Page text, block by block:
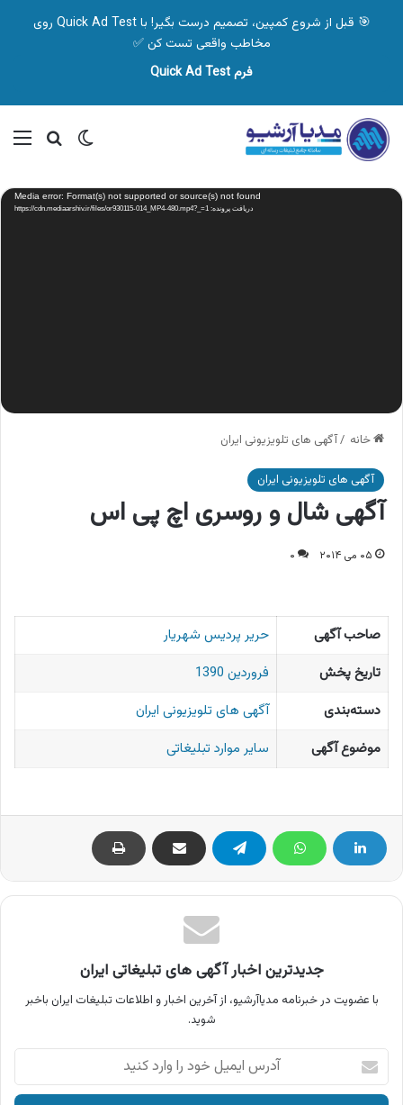
🎯 قبل از شروع کمپین، تصمیم درست بگیر! با Quick Ad Test روی
مخاطب واقعی تست کن ✅
فرم Quick Ad Test
تغییر پوسته
نمایشگر
ویدیو Media error: Format(s) not supported or source(s) not found
دریافت پرونده: https://cdn.mediaarshiv.ir/files/or930115-014_MP4-480.mp4?_=1
خانه /آگهی های تلویزیونی ایران
آگهی های تلویزیونی ایران
آگهی شال و روسری اچ پی اس
۰۵ می ۲۰۱۴ ۰
صاحب آگهی
حریر پردیس شهریار
تاریخ پخش
فروردین 1390
دسته‌بندی
آگهی های تلویزیونی ایران
موضوع آگهی
سایر موارد تبلیغاتی
جدیدترین اخبار آگهی های تبلیغاتی ایران
با عضویت در خبرنامه مدیاآرشیو، از آخرین اخبار و اطلاعات تبلیغات ایران باخبر
شوید.
آدرس
ایمیل
خود